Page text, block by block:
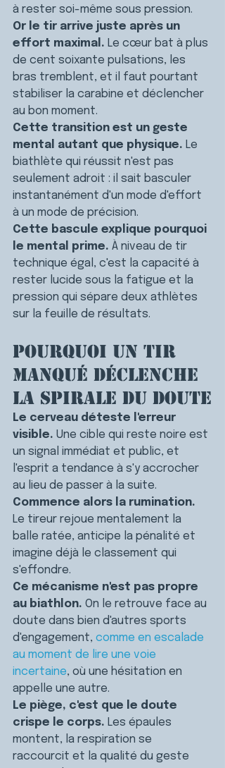
à rester soi-même sous pression.
Or le tir arrive juste après un
effort maximal. Le cœur bat à plus
de cent soixante pulsations, les
bras tremblent, et il faut pourtant
stabiliser la carabine et déclencher
au bon moment.
Cette transition est un geste
mental autant que physique. Le
biathlète qui réussit n'est pas
seulement adroit : il sait basculer
instantanément d'un mode d'effort
à un mode de précision.
Cette bascule explique pourquoi
le mental prime. À niveau de tir
technique égal, c'est la capacité à
rester lucide sous la fatigue et la
pression qui sépare deux athlètes
sur la feuille de résultats.
Pourquoi un tir
manqué déclenche
la spirale du doute
Le cerveau déteste l'erreur
visible. Une cible qui reste noire est
un signal immédiat et public, et
l'esprit a tendance à s'y accrocher
au lieu de passer à la suite.
Commence alors la rumination.
Le tireur rejoue mentalement la
balle ratée, anticipe la pénalité et
imagine déjà le classement qui
s'effondre.
Ce mécanisme n'est pas propre
au biathlon. On le retrouve face au
doute dans bien d'autres sports
d'engagement, comme en escalade
au moment de lire une voie
incertaine, où une hésitation en
appelle une autre.
Le piège, c'est que le doute
crispe le corps. Les épaules
montent, la respiration se
raccourcit et la qualité du geste